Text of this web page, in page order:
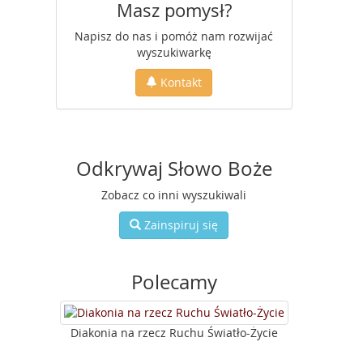
Masz pomysł?
Napisz do nas i pomóż nam rozwijać
wyszukiwarkę
Kontakt
Odkrywaj Słowo Boże
Zobacz co inni wyszukiwali
Zainspiruj się
Polecamy
Diakonia na rzecz Ruchu Światło-Życie